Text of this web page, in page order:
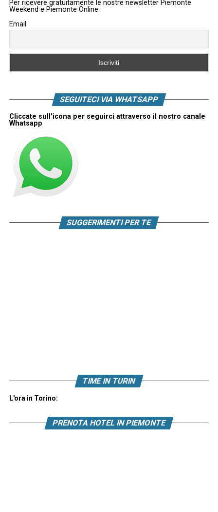
Per ricevere gratuitamente le nostre newsletter Piemonte
Weekend e Piemonte Online
Email
SEGUITECI VIA WHATSAPP
Cliccate sull'icona per seguirci attraverso il nostro canale
Whatsapp
SUGGERIMENTI PER TE
TIME IN TURIN
L'ora in Torino:
PRENOTA HOTEL IN PIEMONTE